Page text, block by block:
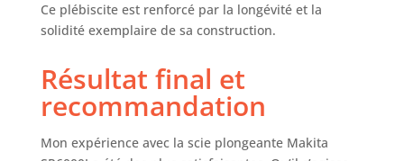
Ce plébiscite est renforcé par la longévité et la
solidité exemplaire de sa construction.
Résultat final et
recommandation
Mon expérience avec la scie plongeante Makita